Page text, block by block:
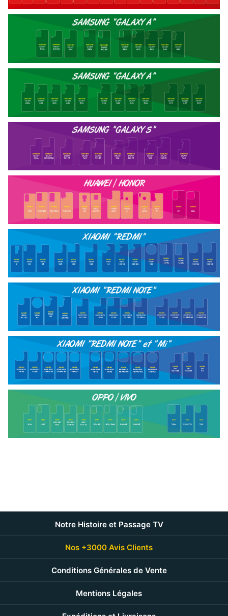
Notre Histoire et Passage TV
Nos +3000 Avis Clients
Conditions Générales de Vente
Mentions Légales